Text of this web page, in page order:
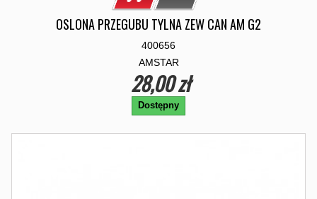
OSLONA PRZEGUBU TYLNA ZEW CAN AM G2
400656
AMSTAR
28,00 zł
Dostępny